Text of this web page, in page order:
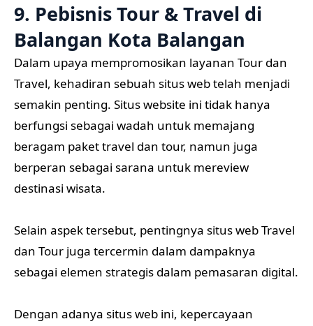
9. Pebisnis Tour & Travel di
Balangan Kota Balangan
Dalam upaya mempromosikan layanan Tour dan
Travel, kehadiran sebuah situs web telah menjadi
semakin penting. Situs website ini tidak hanya
berfungsi sebagai wadah untuk memajang
beragam paket travel dan tour, namun juga
berperan sebagai sarana untuk mereview
destinasi wisata.
Selain aspek tersebut, pentingnya situs web Travel
dan Tour juga tercermin dalam dampaknya
sebagai elemen strategis dalam pemasaran digital.
Dengan adanya situs web ini, kepercayaan